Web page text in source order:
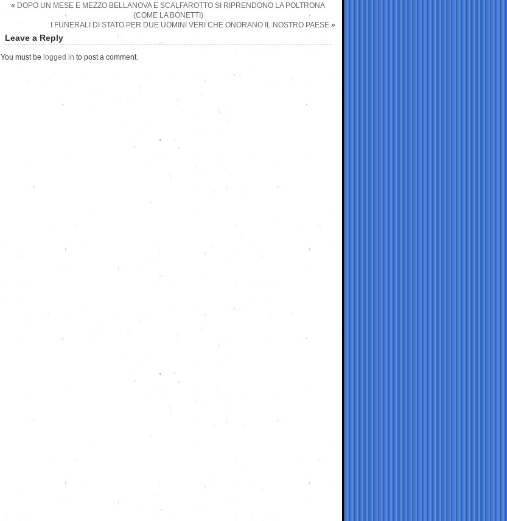
« DOPO UN MESE E MEZZO BELLANOVA E SCALFAROTTO SI RIPRENDONO LA POLTRONA
(COME LA BONETTI)
I FUNERALI DI STATO PER DUE UOMINI VERI CHE ONORANO IL NOSTRO PAESE »
Leave a Reply
You must be logged in to post a comment.